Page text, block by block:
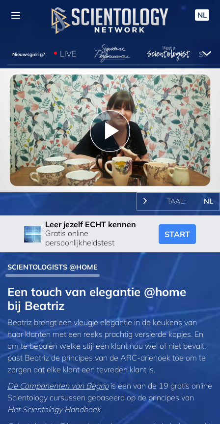
NL
Nieuwsgierig? LIVE
Play
Video
TAAL: NL
Leer jezelf ECHT kennen
Gratis online
persoonlijkheidstest
START
SCIENTOLOGISTS @HOME
Een touch van elegantie @home
bij Beatriz
Beatriz brengt een vleugje elegantie in de keukens van
haar klanten met een reeks prachtig versierde kopjes. En
om te bepalen welke stijl een klant nou wel of niet bevalt,
past Beatriz de principes van de ARC‑driehoek toe om te
zorgen dat elke klant een tevreden klant is.
De Componenten van Begripis een van de 19 gratis online
Scientology cursussen gebaseerd op de principes van
Het Scientology Handboek.